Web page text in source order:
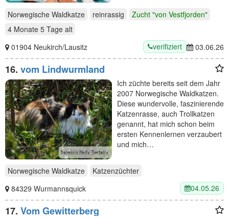
Norwegische Waldkatze reinrassig
Zucht "von Vestfjorden"
4 Monate 5 Tage alt
01904 Neukirch/Lausitz
verifiziert 03.06.26
16. vom Lindwurmland
Ich züchte bereits seit dem Jahr
2007 Norwegische Waldkatzen.
Diese wundervolle, faszinierende
Katzenrasse, auch Trollkatzen
genannt, hat mich schon beim
ersten Kennenlernen verzaubert
und mich…
Norwegische Waldkatze
Katzenzüchter
84329 Wurmannsquick
04.05.26
17. Vom Gewitterberg